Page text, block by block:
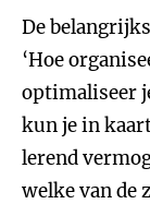
De
‘Hoe
optimaliseer
kun je in
lerend
welke van de